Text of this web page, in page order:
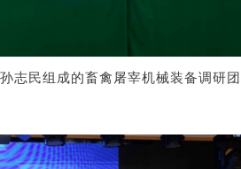
志民组成的畜禽屠宰机械装备调研